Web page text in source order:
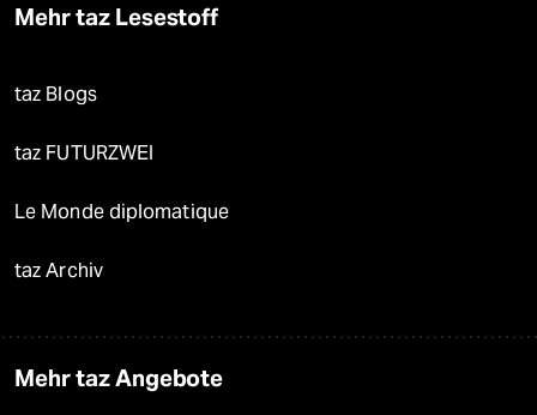
Mehr taz Lesestoff
taz Blogs
taz FUTURZWEI
Le Monde diplomatique
taz Archiv
Mehr taz Angebote